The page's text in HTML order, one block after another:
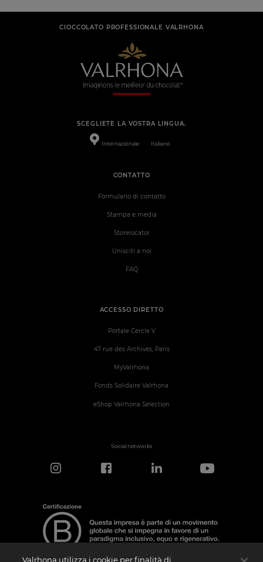
CIOCCOLATO PROFESSIONALE VALRHONA
SCEGLIETE LA VOSTRA LINGUA.
Internazionale Italiano
ACCESSO DIRETTO
Portale Cercle V
47 rue des Archives, Paris
MyValrhona
Fonds Solidaire Valrhona
eShop Valrhona Selection
CONTATTO
Formulario di contatto
Stampa e media
Storelocator
Unisciti a noi
FAQ
Social networks
Valrhona utilizza i cookie per finalità di